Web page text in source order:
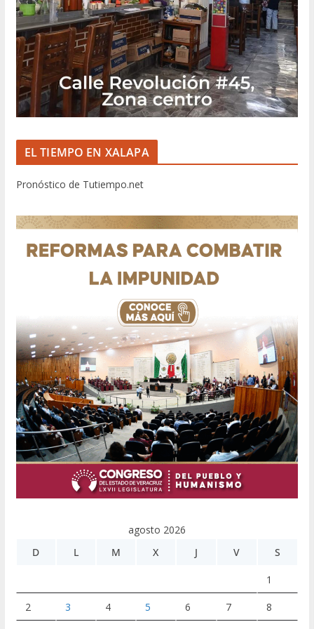
EL TIEMPO EN XALAPA
Pronóstico de Tutiempo.net
agosto 2026
D
L M X J V S
1
2 3 4 5 6 7 8